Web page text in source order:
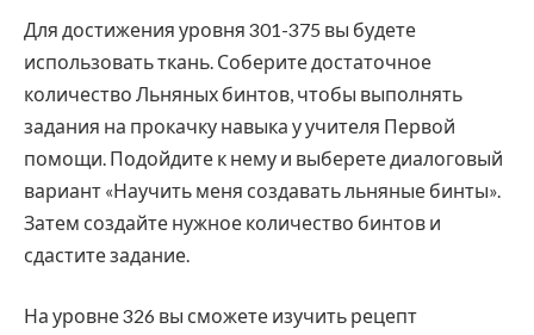
Для достижения уровня 301-375 вы будете
использовать ткань. Соберите достаточное
количество Льняных бинтов, чтобы выполнять
задания на прокачку навыка у учителя Первой
помощи. Подойдите к нему и выберете диалоговый
вариант «Научить меня создавать льняные бинты».
Затем создайте нужное количество бинтов и
сдастите задание.
На уровне 326 вы сможете изучить рецепт